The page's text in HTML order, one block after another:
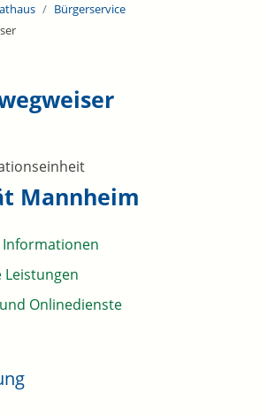
Bürgerservice
Mannheim
Informationen
Leistungen
Onlinedienste